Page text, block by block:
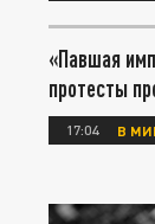
«Павшая
протесты
17:04 В